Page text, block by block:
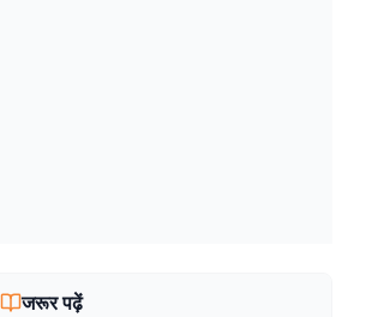
जरूर पढ़ें